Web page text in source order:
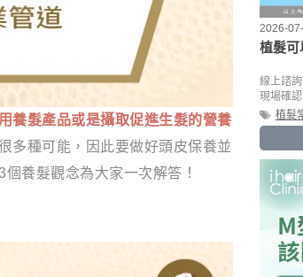
養髮產品或是攝取促進生髮的營養
多種可能，因此要做好頭皮保養並
養髮觀念為大家一次解答！
2026-
植髮可
線上諮
現場確認
植髮